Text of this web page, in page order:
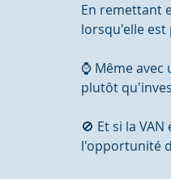
En remettant
lorsqu'elle est
⌚ Même
plutôt
🚫 Et si la
l'opportunité